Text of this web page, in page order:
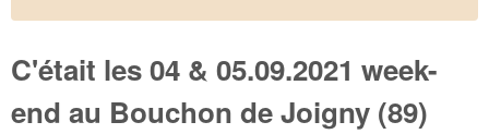
C'était les 04 & 05.09.2021 week-
end au Bouchon de Joigny (89)